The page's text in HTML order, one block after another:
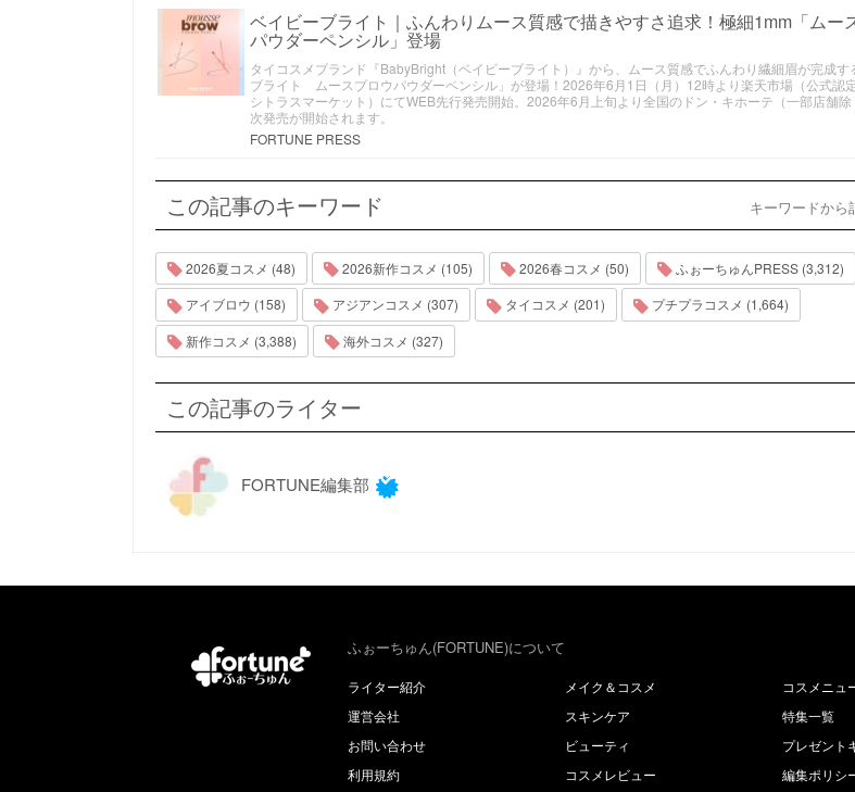
ベイビーブライト｜ふんわりムース質感で描きやすさ追求！極細1mm「ムー
パウダーペンシル」登場
タイコスメブランド『BabyBright（ベイビーブライト）』から、ムース質感でふんわり繊細眉が完成す
ブライト ムースブロウパウダーペンシル」が登場！2026年6月1日（月）12時より楽天市場（公式認
シトラスマーケット）にてWEB先行発売開始。2026年6月上旬より全国のドン・キホーテ（一部店舗
次発売が開始されます。
FORTUNE PRESS
この記事のキーワード キーワードから
2026夏コスメ (48) 2026新作コスメ (105) 2026春コスメ (50)
ふぉーちゅんPRESS (3,312)
アイブロウ (158)
アジアンコスメ (307) タイコスメ (201)
プチプラコスメ (1,664)
新作コスメ (3,388)
海外コスメ (327)
この記事のライター
FORTUNE編集部
ふぉーちゅん(FORTUNE)について
ライター紹介
運営会社
お問い合わせ
利用規約
メイク＆コスメ
スキンケア
ビューティ
コスメレビュー
コスメニュ
特集一覧
プレゼント
編集ポリシ